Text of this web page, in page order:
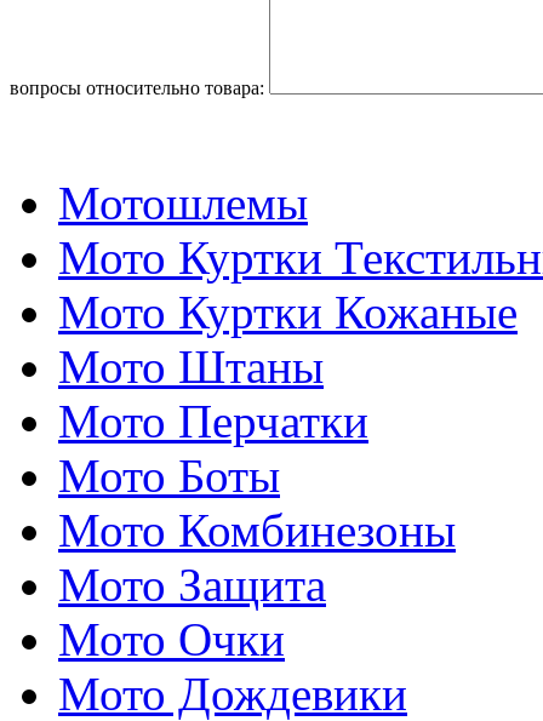
вопросы относительно товара:
Мотошлемы
Мото Куртки
Мото Куртки Кожаные
Мото Штаны
Мото Перчатки
Мото Боты
Мото Комбинезоны
Мото Защита
Мото Очки
Мото Дождевики